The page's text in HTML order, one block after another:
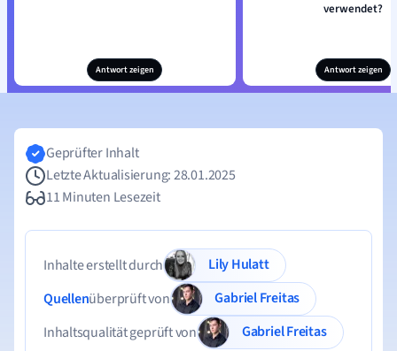
Antwort zeigen
verwendet?
Antwort zeigen
Geprüfter Inhalt
Letzte Aktualisierung: 28.01.2025
11 Minuten Lesezeit
Inhalte erstellt durch
Lily Hulatt
Quellenüberprüft von
Gabriel Freitas
Inhaltsqualität geprüft von
Gabriel Freitas